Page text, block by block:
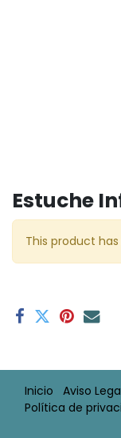
Estuche
This product
Inicio Aviso
Política de